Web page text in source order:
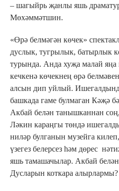
– шагыйрь җанлы яшь
Мөхәммәтшин.
«Өрә белмәгән көчек»
дуслык, тугрылык, батырлык
турында. Анда хуҗа малай яңа
кечкенә көчекнең өрә
алсын дип уйлый.
башкада гаме булмаган Кәҗә
Акбай белән танышканнан
Ләкин караңгы төндә
ниләр булганын музейга
үзегез белерсез һәм дөрес
яшь тамашачылар. Акбай
Дусларын коткара алырлармы?